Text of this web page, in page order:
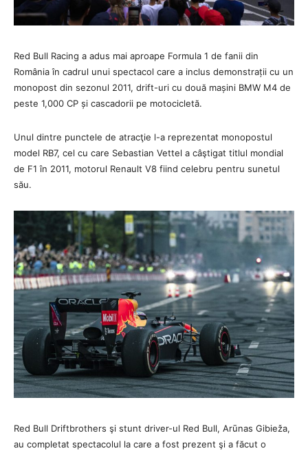
Red Bull Racing a adus mai aproape Formula 1 de fanii din
România în cadrul unui spectacol care a inclus demonstrații cu un
monopost din sezonul 2011, drift-uri cu două mașini BMW M4 de
peste 1,000 CP și cascadorii pe motocicletă.
Unul dintre punctele de atracţie l-a reprezentat monopostul
model RB7, cel cu care Sebastian Vettel a câştigat titlul mondial
de F1 în 2011, motorul Renault V8 fiind celebru pentru sunetul
său.
Red Bull Driftbrothers şi stunt driver-ul Red Bull, Arūnas Gibieža,
au completat spectacolul la care a fost prezent şi a făcut o